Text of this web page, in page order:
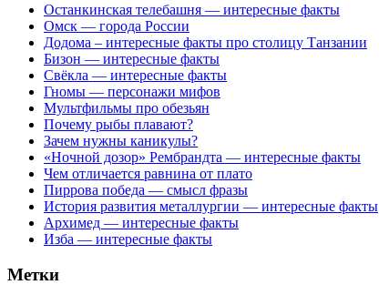
Останкинская телебашня — интересные факты
Омск — города России
Додома – интересные факты про столицу Танзании
Бизон — интересные факты
Свёкла — интересные факты
Гномы — персонажи мифов
Мультфильмы про обезьян
Почему рыбы плавают?
Зачем нужны каникулы?
«Ночной дозор» Рембрандта — интересные факты
Чем отличается равнина от плато
Пиррова победа — смысл фразы
История развития металлургии — интересные факты
Архимед — интересные факты
Изба — интересные факты
Метки